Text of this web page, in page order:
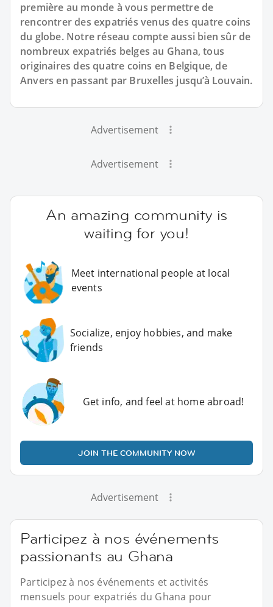
première au monde à vous permettre de
rencontrer des expatriés venus des quatre coins
du globe. Notre réseau compte aussi bien sûr de
nombreux expatriés belges au Ghana, tous
originaires des quatre coins en Belgique, de
Anvers en passant par Bruxelles jusqu’à Louvain.
Advertisement
Advertisement
An amazing community is
waiting for you!
Meet international people at local
events
Socialize, enjoy hobbies, and make
friends
Get info, and feel at home abroad!
JOIN THE COMMUNITY NOW
Advertisement
Participez à nos événements
passionants au Ghana
Participez à nos événements et activités
mensuels pour expatriés du Ghana pour